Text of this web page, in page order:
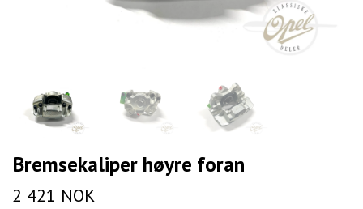
Bremsekaliper høyre foran
2 421 NOK